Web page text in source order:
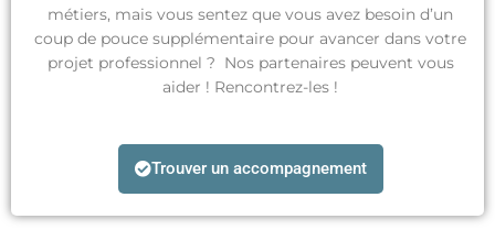
métiers, mais vous sentez que vous avez besoin d’un
coup de pouce supplémentaire pour avancer dans votre
projet professionnel ? Nos partenaires peuvent vous
aider ! Rencontrez-les !
Trouver un accompagnement